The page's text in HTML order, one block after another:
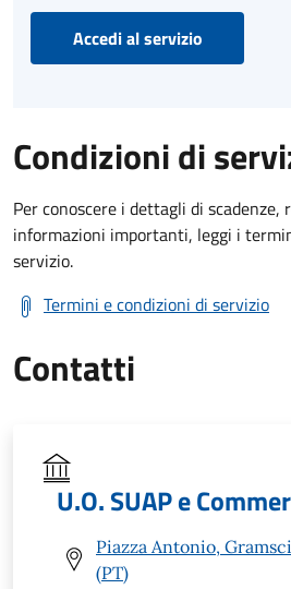
Accedi al servizio
Condizioni di
Per conoscere i dettagli di
informazioni importanti, leggi i
servizio.
Termini e condizioni di servizio
Contatti
U.O. SUAP e
Piazza Antonio,
(PT)